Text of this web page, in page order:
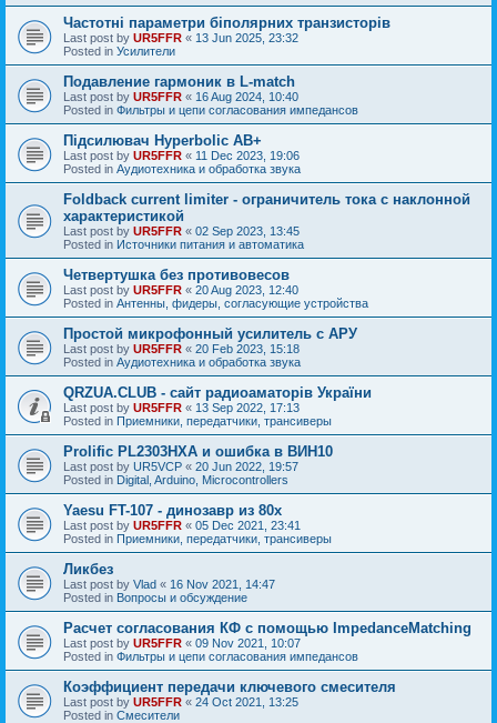
Частотні параметри біполярних транзисторів
Last post by UR5FFR « 13 Jun 2025, 23:32
Posted in Усилители
Подавление гармоник в L-match
Last post by UR5FFR « 16 Aug 2024, 10:40
Posted in Фильтры и цепи согласования импедансов
Підсилювач Hyperbolic AB+
Last post by UR5FFR « 11 Dec 2023, 19:06
Posted in Аудиотехника и обработка звука
Foldback current limiter - ограничитель тока с наклонной
характеристикой
Last post by UR5FFR « 02 Sep 2023, 13:45
Posted in Источники питания и автоматика
Четвертушка без противовесов
Last post by UR5FFR « 20 Aug 2023, 12:40
Posted in Антенны, фидеры, согласующие устройства
Простой микрофонный усилитель с АРУ
Last post by UR5FFR « 20 Feb 2023, 15:18
Posted in Аудиотехника и обработка звука
QRZUA.CLUB - сайт радиоаматорів України
Last post by UR5FFR « 13 Sep 2022, 17:13
Posted in Приемники, передатчики, трансиверы
Prolific PL2303HXA и ошибка в ВИН10
Last post by UR5VCP « 20 Jun 2022, 19:57
Posted in Digital, Arduino, Microcontrollers
Yaesu FT-107 - динозавр из 80х
Last post by UR5FFR « 05 Dec 2021, 23:41
Posted in Приемники, передатчики, трансиверы
Ликбез
Last post by Vlad « 16 Nov 2021, 14:47
Posted in Вопросы и обсуждение
Расчет согласования КФ с помощью ImpedanceMatching
Last post by UR5FFR « 09 Nov 2021, 10:07
Posted in Фильтры и цепи согласования импедансов
Коэффициент передачи ключевого смесителя
Last post by UR5FFR « 24 Oct 2021, 13:25
Posted in Смесители